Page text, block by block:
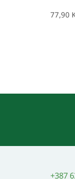
77,90
+387